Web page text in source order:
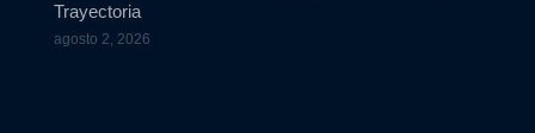
Trayectoria
agosto 2, 2026